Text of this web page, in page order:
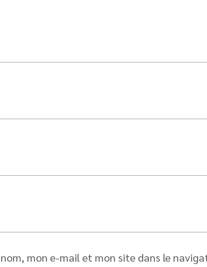
mon e-mail et mon site dans le